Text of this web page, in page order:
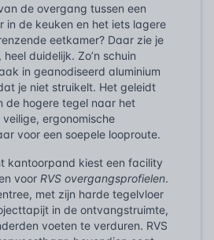
de overgang tussen een
in de keuken en het iets lagere
eetkamer? Daar zie je
heel duidelijk. Zo’n schuin
in geanodiseerd aluminium
je niet struikelt. Het geleidt
de hogere tegel naar het
ergonomische
voor een soepele looproute.
kantoorpand kiest een facility
voor RVS overgangsprofielen.
met zijn harde tegelvloer
in de ontvangstruimte,
voeten te verduren. RVS